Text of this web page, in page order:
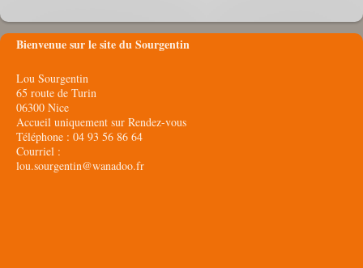
Bienvenue sur le site du Sourgentin
Lou Sourgentin
65 route de Turin
06300 Nice
Accueil uniquement sur Rendez-vous
Téléphone : 04 93 56 86 64
Courriel :
lou.sourgentin@wanadoo.fr